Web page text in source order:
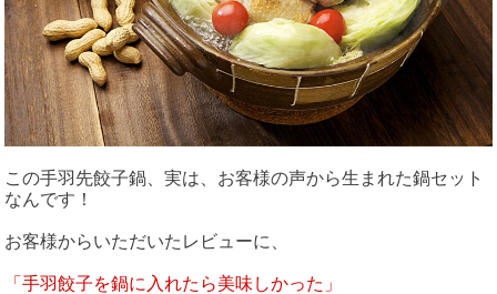
この手羽先餃子鍋、実は、お客様の声から生まれた鍋セット
なんです！
お客様からいただいたレビューに、
「手羽餃子を鍋に入れたら美味しかった」